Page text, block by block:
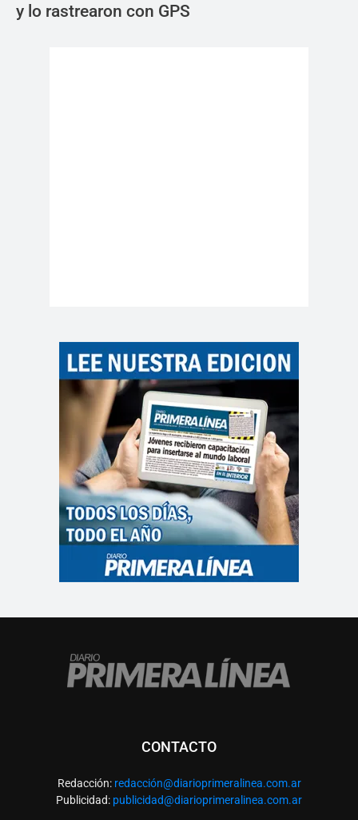
y lo rastrearon con GPS
CONTACTO
Redacción: redacción@diarioprimeralinea.com.ar
Publicidad: publicidad@diarioprimeralinea.com.ar